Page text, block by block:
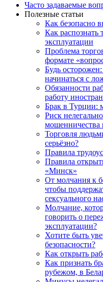
Часто задаваемые
Полезные статьи
Как безопасно
Как
эксплуатации
Проблема
формате
Будь
начинаться с
Обязанности
работу
Брак в Турции:
Риск
мошенничества
Торговля
серьёзно?
Правила
Правила
«Минск»
От молчания к
чтобы
сексуального
Молчание,
говорить о
эксплуатации?
Хотите быть
безопасности?
Как открыть
Как признать
рубежом, в